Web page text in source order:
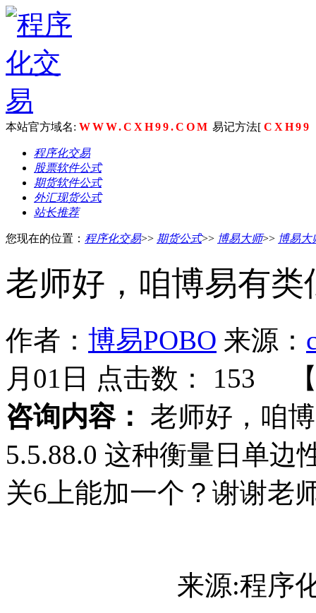
本站官方域名: WWW.CXH99.COM 易记方法[ CXH99
程序化交易
股票软件公式
期货软件公式
外汇现货公式
站长推荐
您现在的位置： 程序化交易>> 期货公式>> 博易大师>> 博易大
老师好，咱博易有
作者： 博易POBO 来源：
月01日 点击数： 153
咨询内容：
老师好，咱
5.5.88.0 这种衡量日单边
关6上能加一个？谢谢老
来源:程序